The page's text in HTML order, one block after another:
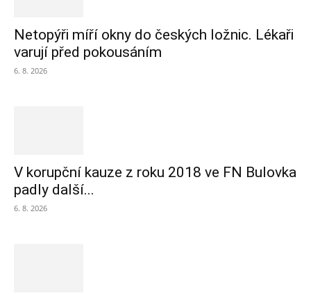
Netopýři míří okny do českých ložnic. Lékaři
varují před pokousáním
6. 8. 2026
V korupční kauze z roku 2018 ve FN Bulovka
padly další...
6. 8. 2026